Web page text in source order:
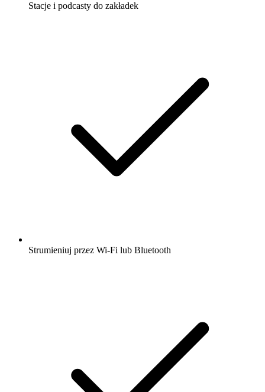
Stacje i podcasty do zakładek
Strumieniuj przez Wi-Fi lub Bluetooth